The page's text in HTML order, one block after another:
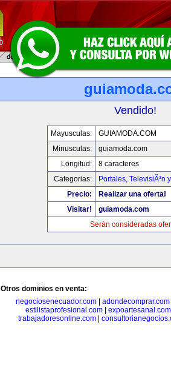
Vendido!
Mayusculas:
GUIAMODA.COM
Minusculas:
guiamoda.com
Longitud:
8 caracteres
Categorias:
Portales, TelevisiÃ³n
Precio:
Realizar una oferta!
Visitar!
guiamoda.com
Serán consideradas
Otros dominios en venta:
negociosenecuador.com| adondecomprar.com
estilistaprofesional.com
expoartesanal.com
trabajadoresonline.com